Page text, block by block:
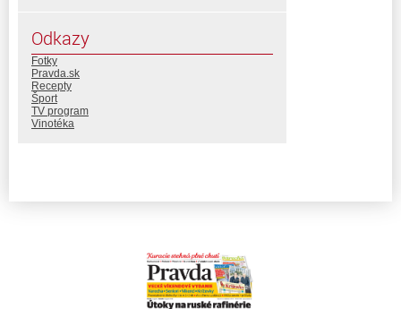
Odkazy
Fotky
Pravda.sk
Recepty
Šport
TV program
Vinotéka